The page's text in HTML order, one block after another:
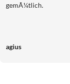
gemÃ¼tlich.
agius